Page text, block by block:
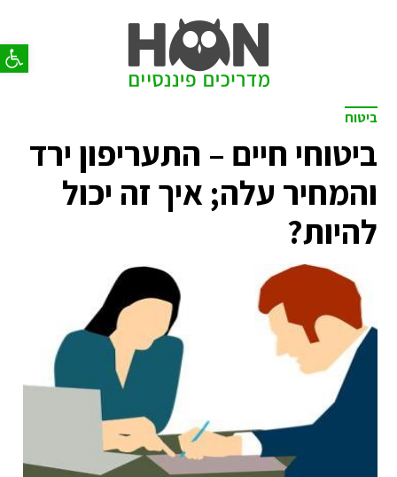
פתח
ביטוח
ביטוחי חיים – התעריפון ירד
והמחיר עלה; איך זה יכול
להיות?